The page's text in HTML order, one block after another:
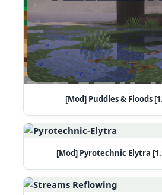
[Mod] Puddles & Floods
[Mod] Pyrotechnic Elytra